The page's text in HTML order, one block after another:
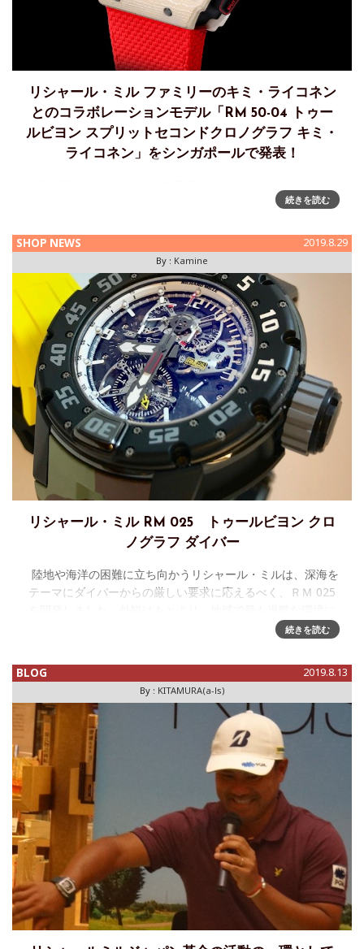
リシャール・ミル ファミリーのキミ・ライコネン
とのコラボレーションモデル「RM 50-04 トゥー
ルビヨン スプリットセコンドクロノグラフ キミ・
ライコネン」をシンガポールで発表！
ーのキミ・ライコネンとのコラボレーションRM 50-04 トゥ
ン 今週末から開催されるF1シン
続きを読む
SHOP NEWS 2019.8.29
By : Kamine
リシャール・ミル RM 025 トゥールビヨン クロ
ノグラフ ダイバー
陸地や海洋の困難に立ち向かうリシャール・ミルは、深海を
テーマにダイバーからの厳しい要求に応えるべく、ＲＭ 025
難なく対応できるという点で他のコレクションの中でも
続きを読む
BLOG 2019.8.13
By : KITAMURA(a-ls)